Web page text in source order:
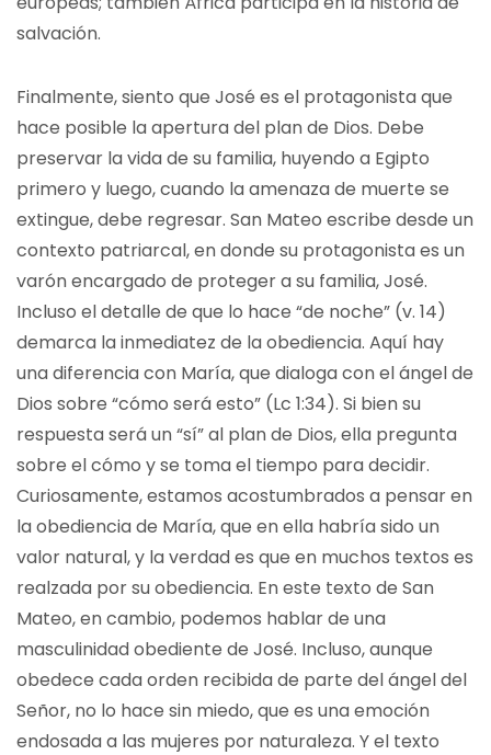
salvación.
Finalmente, siento que José es el protagonista que
hace posible la apertura del plan de Dios. Debe
preservar la vida de su familia, huyendo a Egipto
primero y luego, cuando la amenaza de muerte se
extingue, debe regresar. San Mateo escribe desde un
contexto patriarcal, en donde su protagonista es un
varón encargado de proteger a su familia, José.
Incluso el detalle de que lo hace “de noche” (v. 14)
demarca la inmediatez de la obediencia. Aquí hay
una diferencia con María, que dialoga con el ángel de
Dios sobre “cómo será esto” (Lc 1:34). Si bien su
respuesta será un “sí” al plan de Dios, ella pregunta
sobre el cómo y se toma el tiempo para decidir.
Curiosamente, estamos acostumbrados a pensar en
la obediencia de María, que en ella habría sido un
valor natural, y la verdad es que en muchos textos es
realzada por su obediencia. En este texto de San
Mateo, en cambio, podemos hablar de una
masculinidad obediente de José. Incluso, aunque
obedece cada orden recibida de parte del ángel del
Señor, no lo hace sin miedo, que es una emoción
endosada a las mujeres por naturaleza. Y el texto